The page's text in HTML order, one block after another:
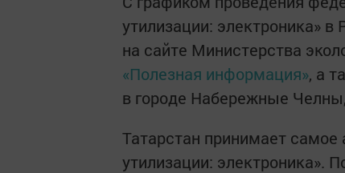
утилизации: электроника»
на сайте Министерства
«Полезная информация», а
в городе Набережные
Татарстан принимает
утилизации: электроника».